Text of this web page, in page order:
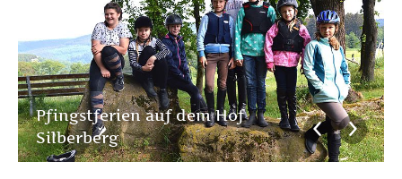
Pfingstferien auf dem Hof
Silberberg